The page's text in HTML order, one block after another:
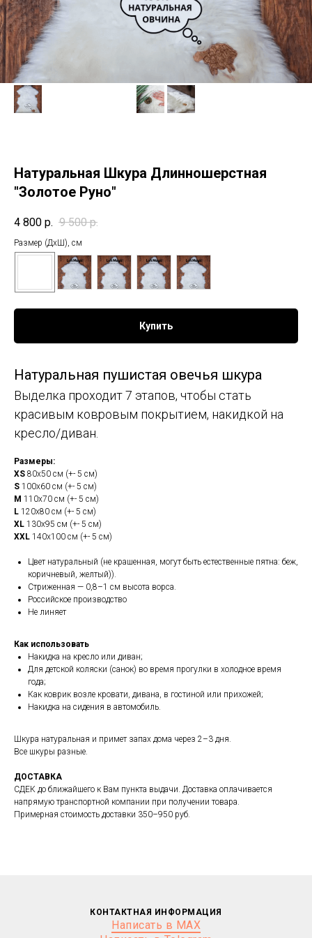
Натуральная Шкура Длинношерстная
"Золотое Руно"
4 800 р. 9 500 р.
Размер (ДхШ), см
Купить
Натуральная пушистая овечья шкура
Выделка проходит 7 этапов, чтобы стать
красивым ковровым покрытием, накидкой на
кресло/диван.
Размеры:
XS 80х50 см (+- 5 см)
S 100х60 см (+- 5 см)
M 110х70 см (+- 5 см)
L 120х80 см (+- 5 см)
XL 130х95 см (+- 5 см)
XXL 140х100 см (+- 5 см)
Цвет натуральный (не крашенная, могут быть естественные пятна: беж,
коричневый, желтый)).
Стриженная — 0,8–1 см высота ворса.
Российское производство
Не линяет
Как использовать
Накидка на кресло или диван;
Для детской коляски (санок) во время прогулки в холодное время
года;
Как коврик возле кровати, дивана, в гостиной или прихожей;
Накидка на сидения в автомобиль.
Шкура натуральная и примет запах дома через 2–3 дня.
Все шкуры разные.
ДОСТАВКА
СДЕК до ближайшего к Вам пункта выдачи. Доставка оплачивается
напрямую транспортной компании при получении товара.
Примерная стоимость доставки 350–950 руб.
КОНТАКТНАЯ ИНФОРМАЦИЯ
Написать в MAX